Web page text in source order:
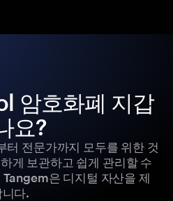
암호화폐 지갑
요?
전문가까지 모두를 위한 것
게 보관하고 쉽게 관리할 수
은 디지털 자산을 제
다.